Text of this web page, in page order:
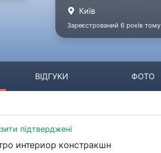
Київ
Зареєстрований 6 років тому
ВІДГУКИ ФОТО
підтверджені
интериор констракшн